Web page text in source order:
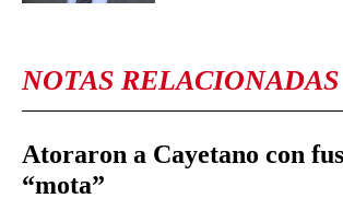
NOTAS RELACIONADAS
Atoraron a Cayetano con
“mota”